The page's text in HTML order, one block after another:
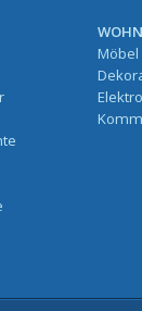
Möbel